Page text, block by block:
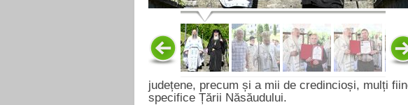
județene, precum și a mii de credincioși, mulți
specifice Țării Năsăudului.